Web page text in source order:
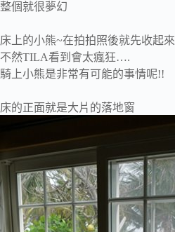
整個就很夢幻
床上的小熊~在拍拍照後就先收起來
不然TILA看到會太瘋狂….
騎上小熊是非常有可能的事情呢!!
床的正面就是大片的落地窗